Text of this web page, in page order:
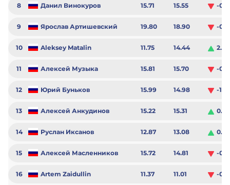
8 Данил Винокуров 15.71 15.55 -
9 Ярослав Артишевский 19.80 18.90 -
10 Aleksey Matalin 11.75 14.44 2.69
11 Алексей Музыка 15.81 15.70 -0.11
12 Юрий Буньков 15.99 14.98 -1.01
13 Алексей Анкудинов 15.22 15.31 0.09
14 Руслан Иксанов 12.87 13.08 0.21
15 Алексей Масленников 15.72 14.81 -
16 Artem Zaidullin 11.37 11.01 -